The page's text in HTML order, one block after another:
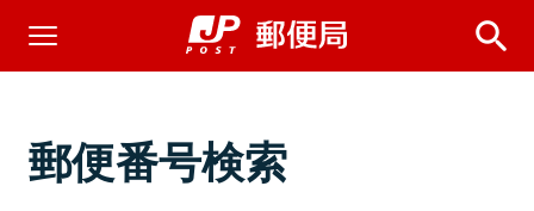
郵便番号検索